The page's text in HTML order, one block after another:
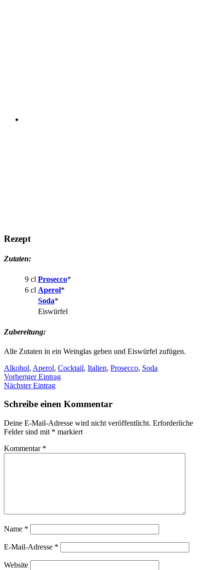
Rezept
Zutaten:
9 cl Prosecco*
6 cl Aperol*
Soda*
Eiswürfel
Zubereitung:
Alle Zutaten in ein Weinglas geben und Eiswürfel zufügen.
Alkohol, Aperol, Cocktail, Italien, Prosecco, Soda
Vorheriger Eintrag
Nächster Eintrag
Schreibe einen Kommentar
Deine E-Mail-Adresse wird nicht veröffentlicht. Erforderliche
Felder sind mit * markiert
Kommentar *
Name *
E-Mail-Adresse *
Website